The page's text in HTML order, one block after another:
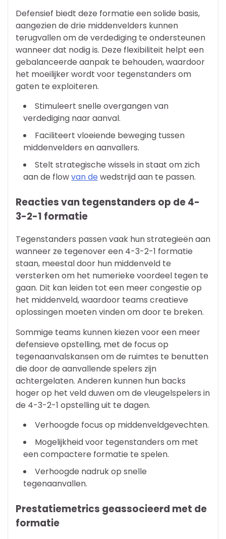
Defensief biedt deze formatie een solide basis,
aangezien de drie middenvelders kunnen
terugvallen om de verdediging te ondersteunen
wanneer dat nodig is. Deze flexibiliteit helpt een
gebalanceerde aanpak te behouden, waardoor
het moeilijker wordt voor tegenstanders om
gaten te exploiteren.
Stimuleert snelle overgangen van
verdediging naar aanval.
Faciliteert vloeiende beweging tussen
middenvelders en aanvallers.
Stelt strategische wissels in staat om zich
aan de flowvan de wedstrijd aan te passen.
Reacties van tegenstanders op de 4-
3-2-1 formatie
Tegenstanders passen vaak hun strategieën aan
wanneer ze tegenover een 4-3-2-1 formatie
staan, meestal door hun middenveld te
versterken om het numerieke voordeel tegen te
gaan. Dit kan leiden tot een meer congestie op
het middenveld, waardoor teams creatieve
oplossingen moeten vinden om door te breken.
Sommige teams kunnen kiezen voor een meer
defensieve opstelling, met de focus op
tegenaanvalskansen om de ruimtes te benutten
die door de aanvallende spelers zijn
achtergelaten. Anderen kunnen hun backs
hoger op het veld duwen om de vleugelspelers in
de 4-3-2-1 opstelling uit te dagen.
Verhoogde focus op middenveldgevechten.
Mogelijkheid voor tegenstanders om met
een compactere formatie te spelen.
Verhoogde nadruk op snelle
tegenaanvallen.
Prestatiemetrics geassocieerd met de
formatie